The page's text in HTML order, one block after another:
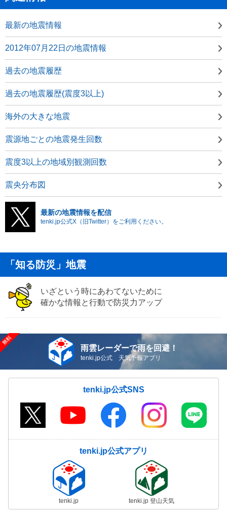
最新の地震情報
2012年07月22日の地震情報
過去の地震履歴
過去の地震履歴(震度3以上)
海外の大きな地震
震源地ごとの地震発生回数
震度3以上の地域別観測回数
震央分布図
最新の地震情報を配信
tenki.jp公式X（旧Twitter）をご利用ください。
「知る防災」地震
いざという時にあわてないために
確かな情報と行動で防災力アップ
雨雲レーダーで雨を回避！
tenki.jp公式 天気予報アプリ
tenki.jp公式SNS
tenki.jp公式アプリ
tenki.jp tenki.jp 登山天気